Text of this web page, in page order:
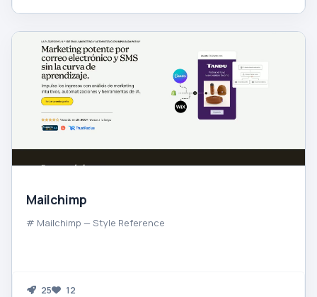
Mailchimp
# Mailchimp — Style Reference
25 12